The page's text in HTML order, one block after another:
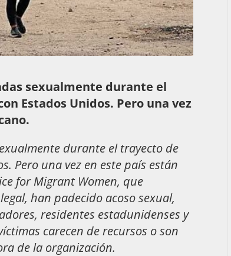
sexualmente durante el
Estados Unidos. Pero una vez
durante el trayecto de
Pero una vez en este país están
for Migrant Women, que
han padecido acoso sexual,
residentes estadunidenses y
carecen de recursos o son
de la organización.